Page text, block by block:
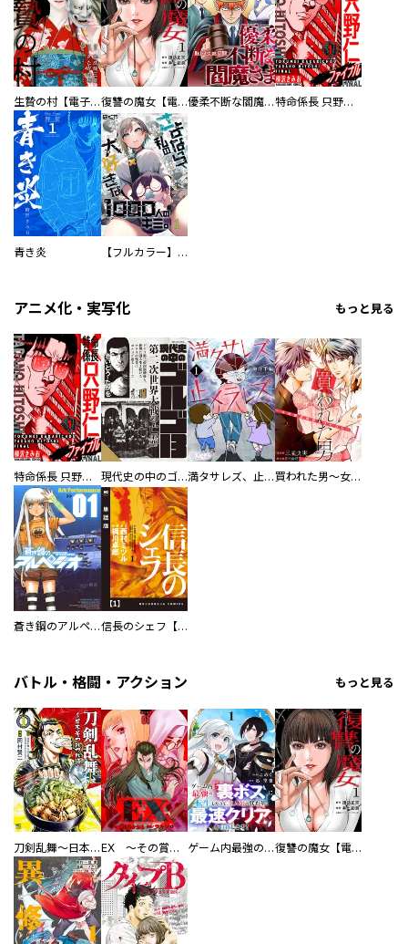
生贄の村【電子単行本版】 復讐の魔女【電子単行本版】 優柔不断な閻魔さま 特命係長 只野仁ファイナル 愛蔵版
青き炎 【フルカラー】さよなら、私の大好きな１０００人のキミ。
アニメ化・実写化 もっと見る
特命係長 只野仁ファイナル 愛蔵版 現代史の中のゴルゴ13 満タサレズ、止メラレズ 買われた男～女性限定快感セラピスト～【描き下ろしおまけ付き特装版】
蒼き鋼のアルペジオ 信長のシェフ【単話版】
バトル・格闘・アクション もっと見る
刀剣乱舞～日本号つれづれ酒～ EX ～その賞金稼ぎは、世界の出口を探す～【単行本版】 ゲーム内最強の『裏ボス』に転生したので、主人公の代わりに最速クリアを目指します！【電子単行本版】 復讐の魔女【電子単行本版】